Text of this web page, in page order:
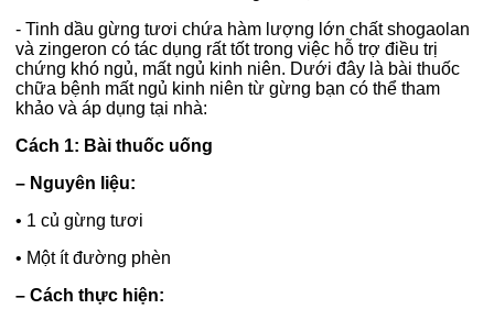
- Tinh dầu gừng tươi chứa hàm lượng lớn chất shogaolan
và zingeron có tác dụng rất tốt trong việc hỗ trợ điều trị
chứng khó ngủ, mất ngủ kinh niên. Dưới đây là bài thuốc
chữa bệnh mất ngủ kinh niên từ gừng bạn có thể tham
khảo và áp dụng tại nhà:
Cách 1: Bài thuốc uống
– Nguyên liệu:
• 1 củ gừng tươi
• Một ít đường phèn
– Cách thực hiện: